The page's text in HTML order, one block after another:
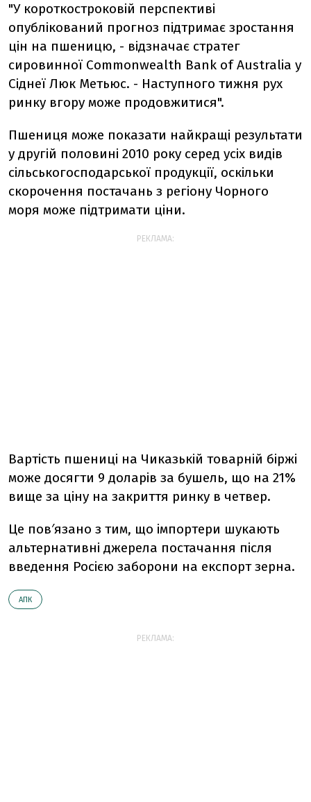
"У короткостроковій перспективі
опублікований прогноз підтримає зростання
цін на пшеницю, - відзначає стратег
сировинної Commonwealth Bank of Australia у
Сіднеї Люк Метьюс. - Наступного тижня рух
ринку вгору може продовжитися".
Пшениця може показати найкращі результати
у другій половині 2010 року серед усіх видів
сільськогосподарської продукції, оскільки
скорочення постачань з регіону Чорного
моря може підтримати ціни.
РЕКЛАМА:
Вартість пшениці на Чиказькій товарній біржі
може досягти 9 доларів за бушель, що на 21%
вище за ціну на закриття ринку в четвер.
Це пов′язано з тим, що імпортери шукають
альтернативні джерела постачання після
введення Росією заборони на експорт зерна.
АПК
РЕКЛАМА: